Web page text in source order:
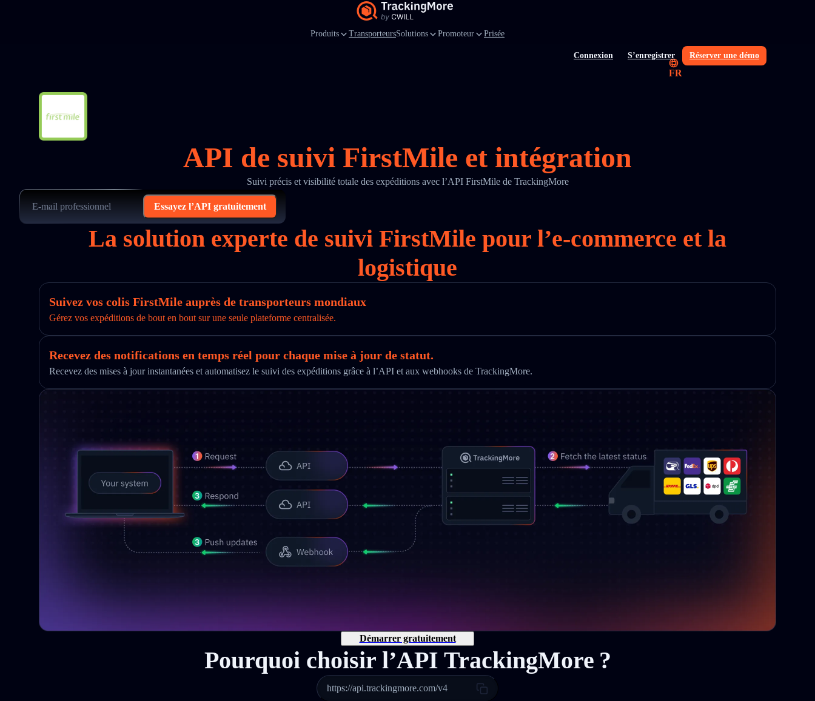
Produits TransporteursSolutions Promoteur Prisée
Connexion S’enregistrer Réserver une démo
FR
API de suivi FirstMile et intégration
Suivi précis et visibilité totale des expéditions avec l’API FirstMile de TrackingMore
Essayez l’API gratuitement
La solution experte de suivi FirstMile pour l’e‑commerce et la
logistique
Suivez vos colis FirstMile auprès de transporteurs mondiaux
Gérez vos expéditions de bout en bout sur une seule plateforme centralisée.
Recevez des notifications en temps réel pour chaque mise à jour de statut.
Recevez des mises à jour instantanées et automatisez le suivi des expéditions grâce à l’API et aux webhooks de TrackingMore.
Démarrer gratuitement
Pourquoi choisir l’API TrackingMore ?
https://api.trackingmore.com/v4